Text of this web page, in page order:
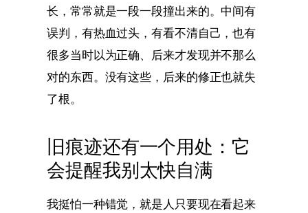
长，常常就是一段一段撞出来的。中间有
误判，有热血过头，有看不清自己，也有
很多当时以为正确、后来才发现并不那么
对的东西。没有这些，后来的修正也就失
了根。
旧痕迹还有一个用处：它
会提醒我别太快自满
我挺怕一种错觉，就是人只要现在看起来